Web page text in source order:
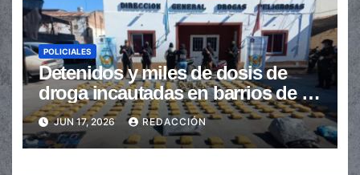
POLICIALES
Detenidos y miles de dosis de
droga incautadas en barrios de la
provincia
JUN 17, 2026 REDACCIÓN